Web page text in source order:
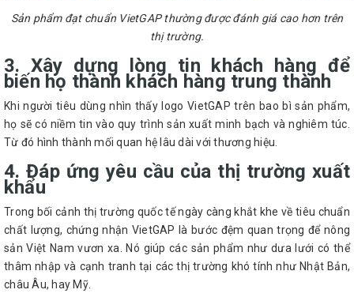
Sản phẩm đạt chuẩn VietGAP thường được đánh giá cao hơn trên
thị trường.
3. Xây dựng lòng tin khách hàng để
biến họ thành khách hàng trung thành
Khi người tiêu dùng nhìn thấy logo VietGAP trên bao bì sản phẩm,
họ sẽ có niềm tin vào quy trình sản xuất minh bạch và nghiêm túc.
Từ đó hình thành mối quan hệ lâu dài với thương hiệu.
4. Đáp ứng yêu cầu của thị trường xuất
khẩu
Trong bối cảnh thị trường quốc tế ngày càng khắt khe về tiêu chuẩn
chất lượng, chứng nhận VietGAP là bước đệm quan trọng để nông
sản Việt Nam vươn xa. Nó giúp các sản phẩm như dưa lưới có thể
thâm nhập và cạnh tranh tại các thị trường khó tính như Nhật Bản,
châu Âu, hay Mỹ.